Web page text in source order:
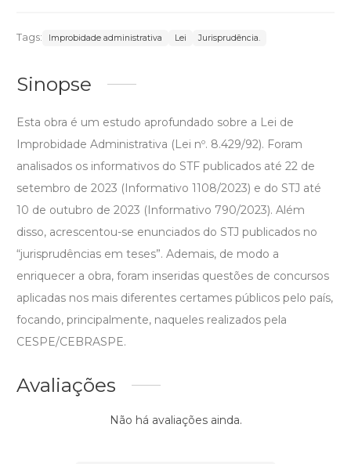
Tags: Improbidade administrativa Lei Jurisprudência.
Sinopse
Esta obra é um estudo aprofundado sobre a Lei de
Improbidade Administrativa (Lei nº. 8.429/92). Foram
analisados os informativos do STF publicados até 22 de
setembro de 2023 (Informativo 1108/2023) e do STJ até
10 de outubro de 2023 (Informativo 790/2023). Além
disso, acrescentou-se enunciados do STJ publicados no
“jurisprudências em teses”. Ademais, de modo a
enriquecer a obra, foram inseridas questões de concursos
aplicadas nos mais diferentes certames públicos pelo país,
focando, principalmente, naqueles realizados pela
CESPE/CEBRASPE.
Avaliações
Não há avaliações ainda.